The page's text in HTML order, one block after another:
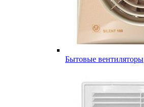
Бытовые вентиляторы